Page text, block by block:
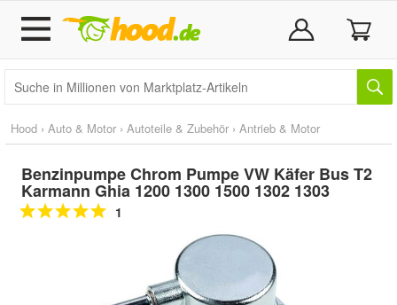
Hood › Auto & Motor › Autoteile & Zubehör › Antrieb & Motor
Benzinpumpe Chrom Pumpe VW Käfer Bus T2
Karmann Ghia 1200 1300 1500 1302 1303
1